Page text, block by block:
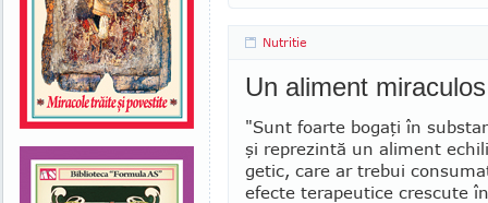
Nutritie
Un aliment
"Sunt foarte bogaţi în
şi reprezintă un aliment
getic, care ar trebui
efecte tera­peu­tice crescute